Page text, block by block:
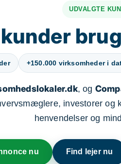
UDVALGTE
+150.000 virksomheder i
, og
investorer og
henvendelser og
nu Find lejer nu